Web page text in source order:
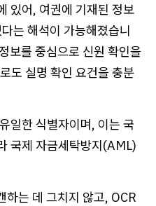
있어, 여권에 기재된 정보
는 해석이 가능해졌습니
보를 중심으로 신원 확인을
도 실명 확인 요건을 충분
일한 식별자이며, 이는 국
국제 자금세탁방지(AML)
하는 데 그치지 않고, OCR